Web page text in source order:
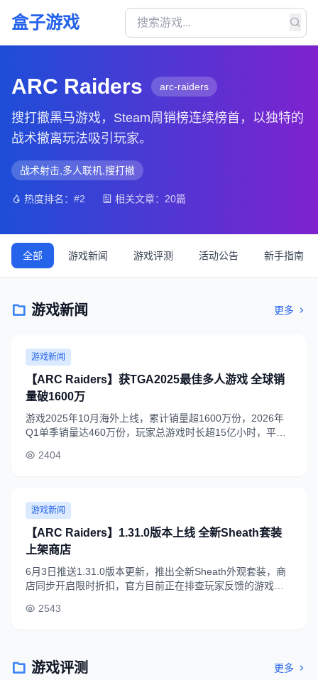
盒子游戏
ARC Raiders arc-raiders
搜打撤黑马游戏，Steam周销榜连续榜首，以独特的
战术撤离玩法吸引玩家。
战术射击,多人联机,搜打撤
热度排名：#2 相关文章：20篇
全部 游戏新闻 游戏评测 活动公告 新手指南
游戏新闻 更多
游戏新闻
【ARC Raiders】获TGA2025最佳多人游戏 全球销
量破1600万
游戏2025年10月海外上线，累计销量超1600万份，2026年
Q1单季销量达460万份，玩家总游戏时长超15亿小时，平均
2404
游戏新闻
【ARC Raiders】1.31.0版本上线 全新Sheath套装
上架商店
6月3日推送1.31.0版本更新，推出全新Sheath外观套装，商
店同步开启限时折扣，官方目前正在排查玩家反馈的游戏崩
2543
游戏评测 更多